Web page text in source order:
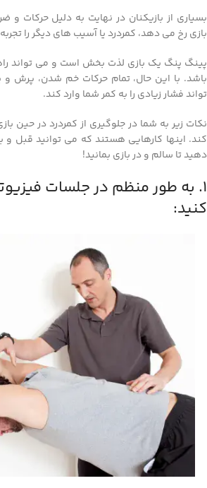
بسیاری از بازیکنان در نهایت به دلیل حرکات و
بازی رخ می دهد، کمردرد یا آسیب های دیگر را
پینگ پنگ یک بازی لذت بخش است و می تواند
باشد. با این حال، تمام حرکات خم شدن، پرش
تواند فشار زیادی را به کمر شما وارد کند.
نکات زیر به شما در جلوگیری از کمردرد در حین
کند. اینها کارهایی هستند که می توانید قبل و
دهید تا سالم و در بازی بمانید!
1. به طور منظم در جلسات
کنید: